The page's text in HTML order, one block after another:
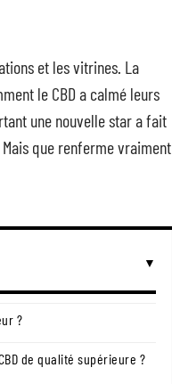
et les vitrines. La
le CBD a calmé leurs
une nouvelle star a fait
que renferme vraiment
?
de qualité supérieure ?